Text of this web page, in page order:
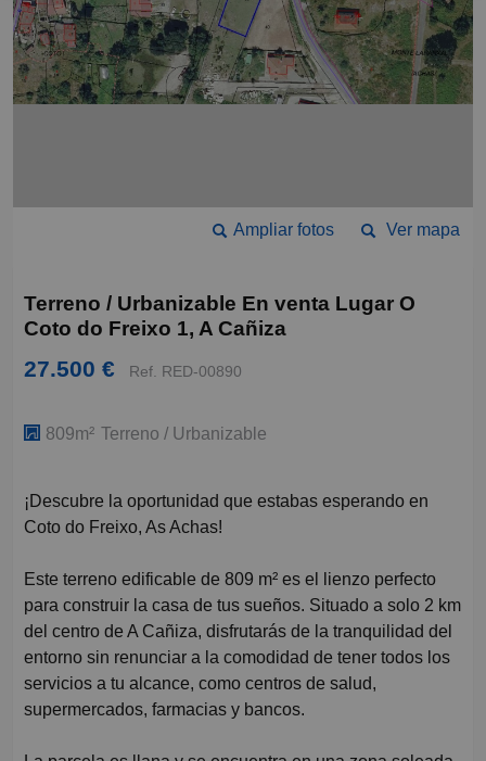
Ver mapa
Ampliar fotos
Terreno / Urbanizable En venta Lugar O
Coto do Freixo 1, A Cañiza
27.500 € Ref. RED-00890
809m² Terreno / Urbanizable
¡Descubre la oportunidad que estabas esperando en
Coto do Freixo, As Achas!
Este terreno edificable de 809 m² es el lienzo perfecto
para construir la casa de tus sueños. Situado a solo 2 km
del centro de A Cañiza, disfrutarás de la tranquilidad del
entorno sin renunciar a la comodidad de tener todos los
servicios a tu alcance, como centros de salud,
supermercados, farmacias y bancos.